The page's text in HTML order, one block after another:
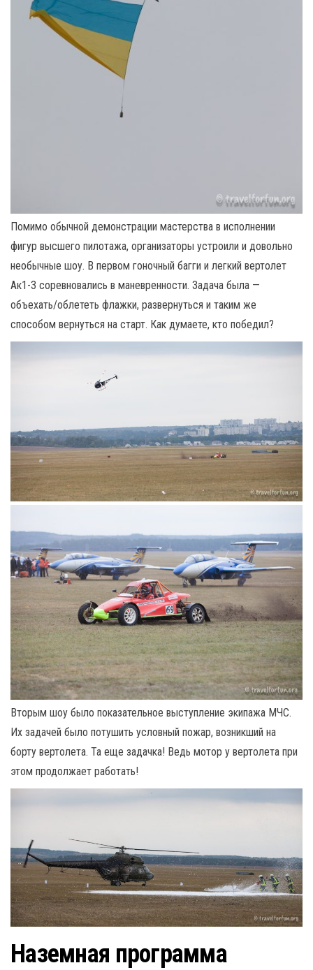
Помимо обычной демонстрации мастерства в исполнении
фигур высшего пилотажа, организаторы устроили и довольно
необычные шоу. В первом гоночный багги и легкий вертолет
Ак1-3 соревновались в маневренности. Задача была —
объехать/облететь флажки, развернуться и таким же
способом вернуться на старт. Как думаете, кто победил?
Вторым шоу было показательное выступление экипажа МЧС.
Их задачей было потушить условный пожар, возникший на
борту вертолета. Та еще задачка! Ведь мотор у вертолета при
этом продолжает работать!
Наземная программа